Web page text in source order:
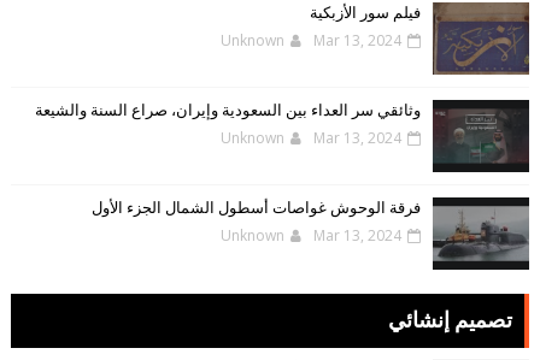
فيلم سور الأزبكية
Unknown Mar 13, 2024
وثائقي سر العداء بين السعودية وإيران، صراع السنة والشيعة
Unknown Mar 13, 2024
فرقة الوحوش غواصات أسطول الشمال الجزء الأول
Unknown Mar 13, 2024
تصميم إنشائي